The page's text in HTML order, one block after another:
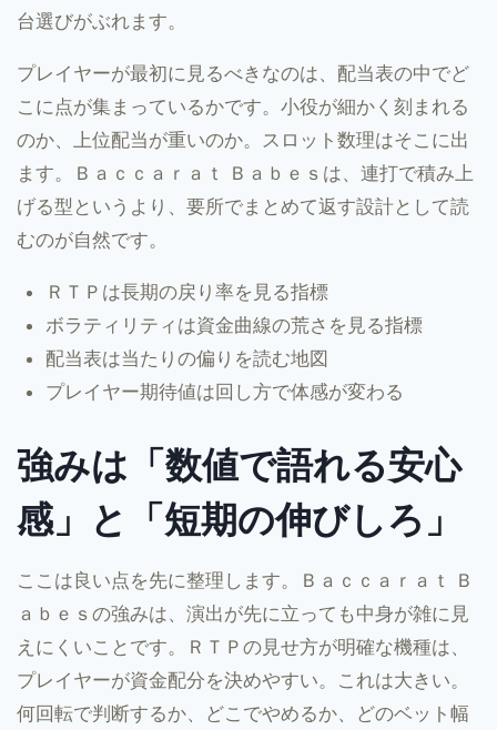
台選びがぶれます。
プレイヤーが最初に見るべきなのは、配当表の中でど
こに点が集まっているかです。小役が細かく刻まれる
のか、上位配当が重いのか。スロット数理はそこに出
ます。Ｂａｃｃａｒａｔ Ｂａｂｅｓは、連打で積み上
げる型というより、要所でまとめて返す設計として読
むのが自然です。
ＲＴＰは長期の戻り率を見る指標
ボラティリティは資金曲線の荒さを見る指標
配当表は当たりの偏りを読む地図
プレイヤー期待値は回し方で体感が変わる
強みは「数値で語れる安心
感」と「短期の伸びしろ」
ここは良い点を先に整理します。Ｂａｃｃａｒａｔ Ｂ
ａｂｅｓの強みは、演出が先に立っても中身が雑に見
えにくいことです。ＲＴＰの見せ方が明確な機種は、
プレイヤーが資金配分を決めやすい。これは大きい。
何回転で判断するか、どこでやめるか、どのベット幅